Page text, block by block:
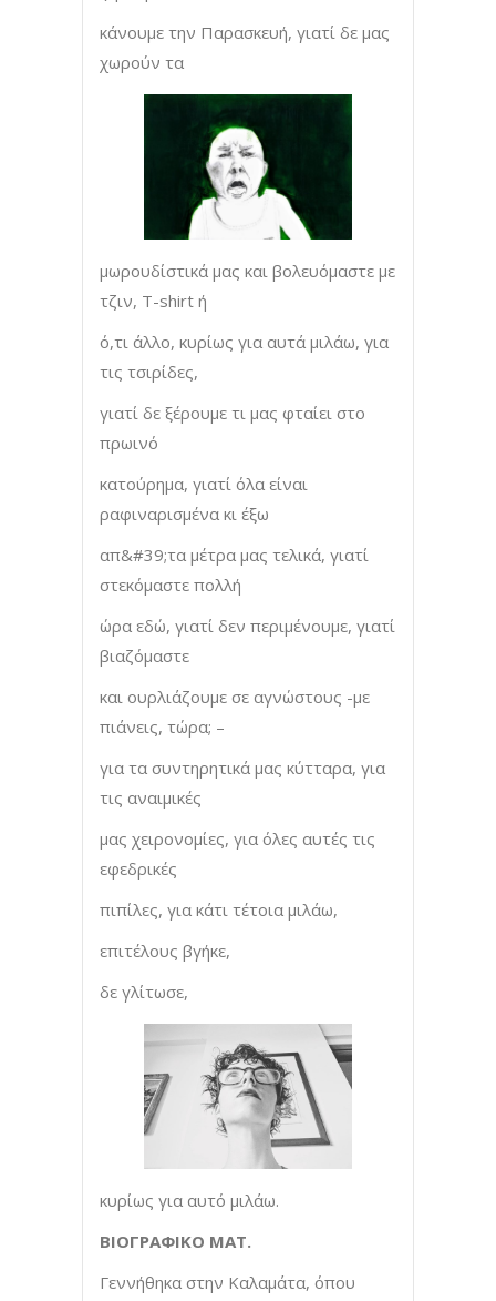
κάνουμε την Παρασκευή, γιατί δε μας
χωρούν τα
μωρουδίστικά μας και βολευόμαστε με
τζιν, T-shirt ή
ό,τι άλλο, κυρίως για αυτά μιλάω, για
τις τσιρίδες,
γιατί δε ξέρουμε τι μας φταίει στο
πρωινό
κατούρημα, γιατί όλα είναι
ραφιναρισμένα κι έξω
απ&#39;τα μέτρα μας τελικά, γιατί
στεκόμαστε πολλή
ώρα εδώ, γιατί δεν περιμένουμε, γιατί
βιαζόμαστε
και ουρλιάζουμε σε αγνώστους -με
πιάνεις, τώρα; –
για τα συντηρητικά μας κύτταρα, για
τις αναιμικές
μας χειρονομίες, για όλες αυτές τις
εφεδρικές
πιπίλες, για κάτι τέτοια μιλάω,
επιτέλους βγήκε,
δε γλίτωσε,
κυρίως για αυτό μιλάω.
ΒΙΟΓΡΑΦΙΚΟ ΜΑΤ.
Γεννήθηκα στην Καλαμάτα, όπου